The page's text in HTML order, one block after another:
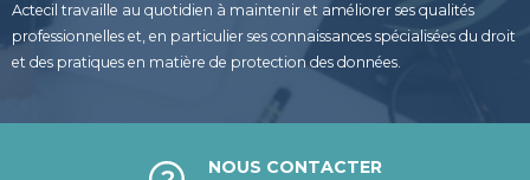
Actecil travaille au quotidien à maintenir et améliorer ses qualités
professionnelles et, en particulier ses connaissances spécialisées du droit
et des pratiques en matière de protection des données.
NOUS CONTACTER